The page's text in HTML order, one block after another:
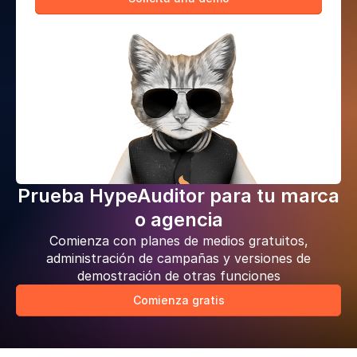
Prueba HypeAuditor para tu marca
o agencia
Comienza con planes de medios gratuitos,
administración de campañas y versiones de
demostración de otras funciones
Comienza gratis